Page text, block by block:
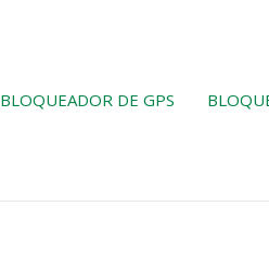
BLOQUEADOR DE GPS